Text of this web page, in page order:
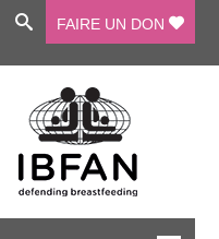
FAIRE UN DON